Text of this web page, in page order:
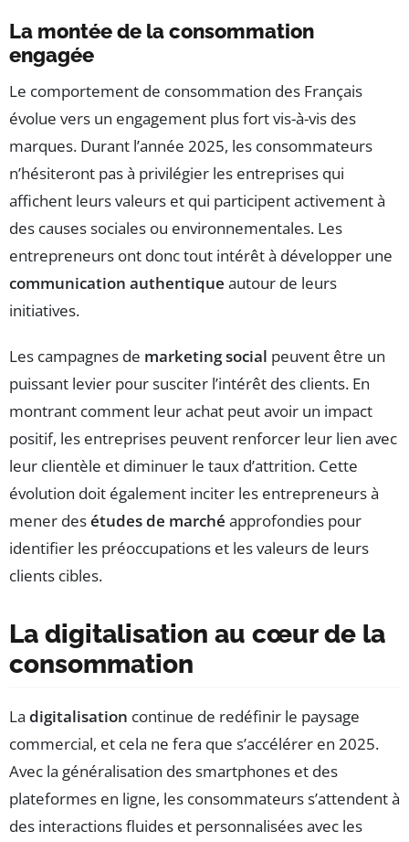
La montée de la consommation
engagée
Le comportement de consommation des Français
évolue vers un engagement plus fort vis-à-vis des
marques. Durant l’année 2025, les consommateurs
n’hésiteront pas à privilégier les entreprises qui
affichent leurs valeurs et qui participent activement à
des causes sociales ou environnementales. Les
entrepreneurs ont donc tout intérêt à développer une
communication authentique autour de leurs
initiatives.
Les campagnes de marketing social peuvent être un
puissant levier pour susciter l’intérêt des clients. En
montrant comment leur achat peut avoir un impact
positif, les entreprises peuvent renforcer leur lien avec
leur clientèle et diminuer le taux d’attrition. Cette
évolution doit également inciter les entrepreneurs à
mener desétudes de marché approfondies pour
identifier les préoccupations et les valeurs de leurs
clients cibles.
La digitalisation au cœur de la
consommation
La digitalisation continue de redéfinir le paysage
commercial, et cela ne fera que s’accélérer en 2025.
Avec la généralisation des smartphones et des
plateformes en ligne, les consommateurs s’attendent à
des interactions fluides et personnalisées avec les